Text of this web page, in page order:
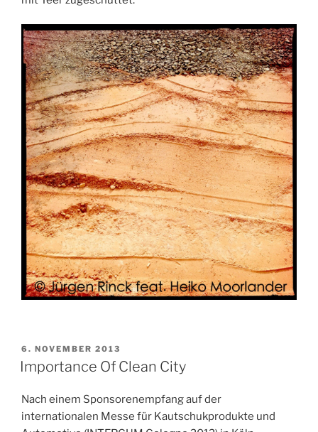
VERÖFFENTLICHT
AM
6. NOVEMBER 2013
Importance Of Clean City
Nach einem Sponsorenempfang auf der
internationalen Messe für Kautschukprodukte und